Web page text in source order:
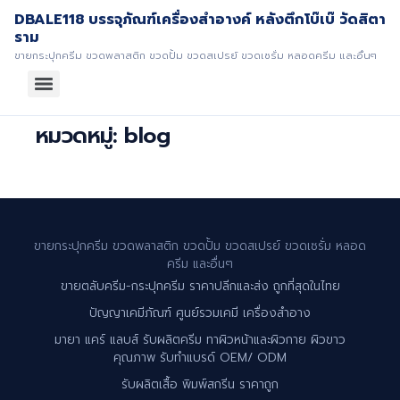
DBALE118 บรรจุภัณฑ์เครื่องสำอางค์ หลังตึกโบ๊เบ๊ วัดสิตา
ราม
ขายกระปุกครีม ขวดพลาสติก ขวดปั้ม ขวดสเปรย์ ขวดเซรั่ม หลอดครีม และอื่นๆ
หมวดหมู่: blog
ขายกระปุกครีม ขวดพลาสติก ขวดปั้ม ขวดสเปรย์ ขวดเซรั่ม หลอด
ครีม และอื่นๆ
ขายตลับครีม-กระปุกครีม ราคาปลีกและส่ง ถูกที่สุดในไทย
ปัญญาเคมีภัณฑ์ ศูนย์รวมเคมี เครื่องสำอาง
มายา แคร์ แลบส์ รับผลิตครีม ทาผิวหน้าและผิวกาย ผิวขาว
คุณภาพ รับทำแบรด์ OEM/ ODM
รับผลิตเสื้อ พิมพ์สกรีน ราคาถูก